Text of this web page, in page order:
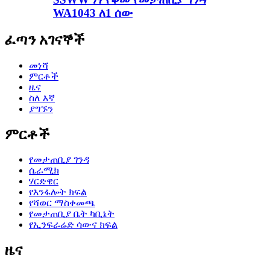
WA1043 ለ1 ሰው
ፈጣን አገናኞች
መነሻ
ምርቶች
ዜና
ስለ እኛ
ያግኙን
ምርቶች
የመታጠቢያ ገንዳ
ሴራሚክ
ሃርድዌር
የእንፋሎት ክፍል
የሻወር ማስቀመጫ
የመታጠቢያ ቤት ካቢኔት
የኢንፍራሬድ ሳውና ክፍል
ዜና